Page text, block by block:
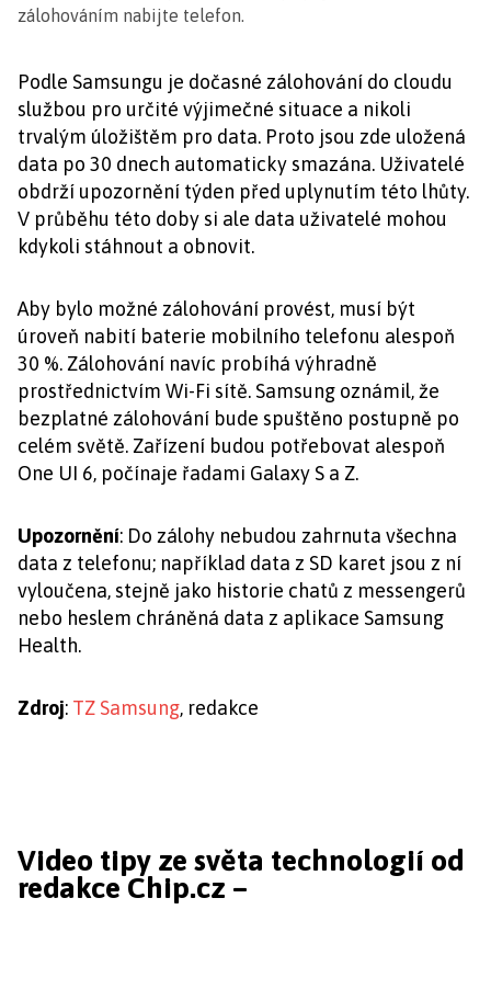
zálohováním nabijte telefon.
Podle Samsungu je dočasné zálohování do cloudu
službou pro určité výjimečné situace a nikoli
trvalým úložištěm pro data. Proto jsou zde uložená
data po 30 dnech automaticky smazána. Uživatelé
obdrží upozornění týden před uplynutím této lhůty.
V průběhu této doby si ale data uživatelé mohou
kdykoli stáhnout a obnovit.
Aby bylo možné zálohování provést, musí být
úroveň nabití baterie mobilního telefonu alespoň
30 %. Zálohování navíc probíhá výhradně
prostřednictvím Wi-Fi sítě. Samsung oznámil, že
bezplatné zálohování bude spuštěno postupně po
celém světě. Zařízení budou potřebovat alespoň
One UI 6, počínaje řadami Galaxy S a Z.
Upozornění: Do zálohy nebudou zahrnuta všechna
data z telefonu; například data z SD karet jsou z ní
vyloučena, stejně jako historie chatů z messengerů
nebo heslem chráněná data z aplikace Samsung
Health.
Zdroj: TZ Samsung, redakce
Video tipy ze světa technologií od
redakce Chip.cz –